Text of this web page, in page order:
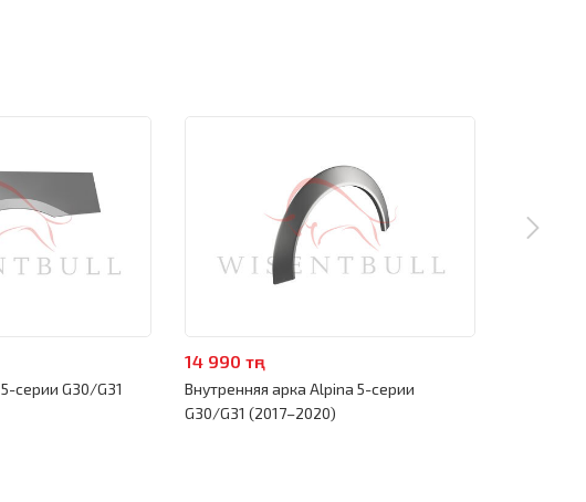
серии G30/G31
14 990 тңг
Внутренняя арка Alpina 5-серии
G30/G31 (2017–2020)